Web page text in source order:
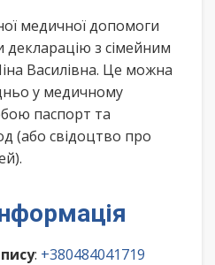
медичної допомоги
декларацію з сімейним
Василівна. Це можна
у медичному
паспорт та
(або свідоцтво про
: +380484041719